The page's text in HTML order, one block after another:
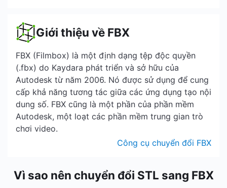
Giới thiệu về FBX
FBX (Filmbox) là một định dạng tệp độc quyền
(.fbx) do Kaydara phát triển và sở hữu của
Autodesk từ năm 2006. Nó được sử dụng để cung
cấp khả năng tương tác giữa các ứng dụng tạo nội
dung số. FBX cũng là một phần của phần mềm
Autodesk, một loạt các phần mềm trung gian trò
chơi video.
Công cụ chuyển đổi FBX
Vì sao nên chuyển đổi STL sang FBX